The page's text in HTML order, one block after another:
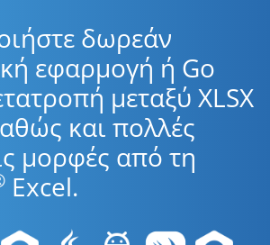
δωρεάν
εφαρμογή ή Go
μεταξύ XLSX
και πολλές
μορφές από τη
Excel.